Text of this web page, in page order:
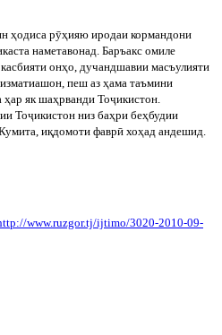
ҳодиса рӯҳияю иродаи кормандони
наметавонад. Баръакс омиле
онҳо, дучандшавии масъулияти
пеш аз ҳама таъмини
ҳар як шаҳрванди Тоҷикистон.
Тоҷикистон низ баҳри беҳбудии
иқдомоти фаврӣ хоҳад андешид.
://www.ruzgor.tj/ijtimo/3020-2010-09-